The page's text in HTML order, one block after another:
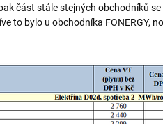
část stále stejných obchodníků
to bylo u obchodníka FONERGY,